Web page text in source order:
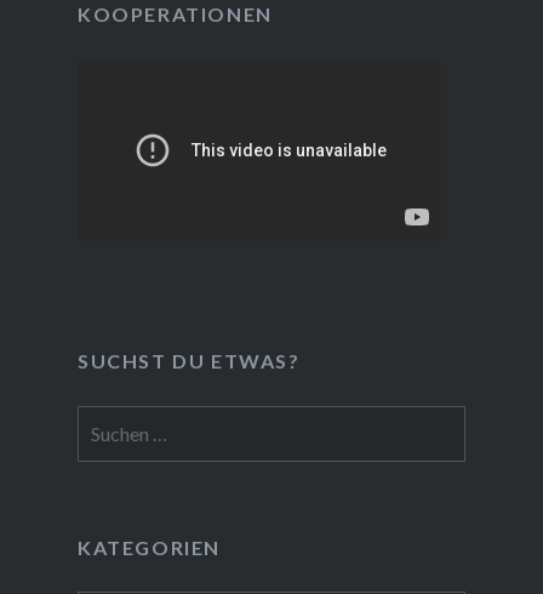
KOOPERATIONEN
SUCHST DU ETWAS?
nach:
KATEGORIEN